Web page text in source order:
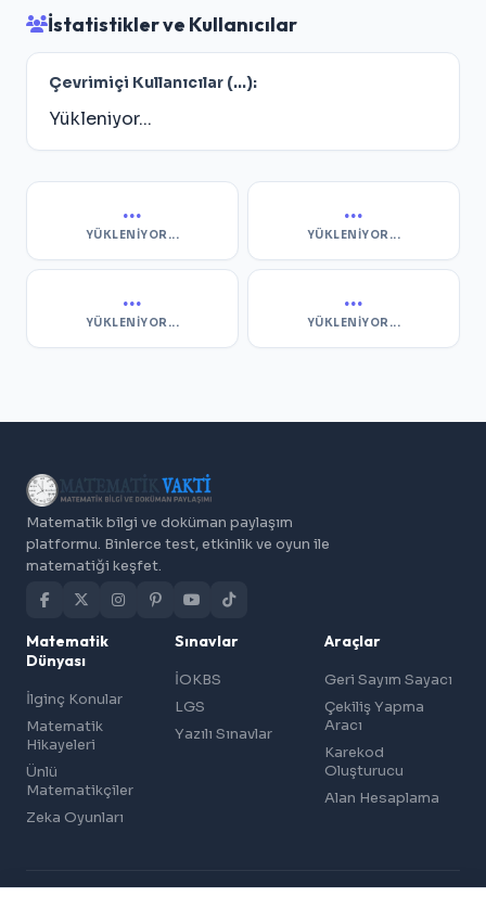
İstatistikler ve Kullanıcılar
Çevrimiçi Kullanıcılar (...):
Yükleniyor...
...
YÜKLENIYOR...
...
YÜKLENIYOR...
...
YÜKLENIYOR...
...
YÜKLENIYOR...
Matematik bilgi ve doküman paylaşım
platformu. Binlerce test, etkinlik ve oyun ile
matematiği keşfet.
Matematik
Dünyası
İlginç Konular
Matematik
Hikayeleri
Ünlü
Matematikçiler
Zeka Oyunları
Sınavlar
İOKBS
LGS
Yazılı Sınavlar
Araçlar
Geri Sayım Sayacı
Çekiliş Yapma
Aracı
Karekod
Oluşturucu
Alan Hesaplama